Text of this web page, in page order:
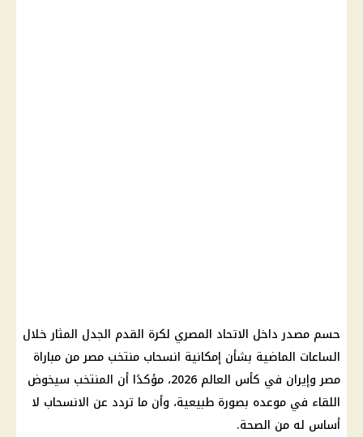
حسم مصدر داخل الاتحاد المصري لكرة القدم الجدل المثار خلال
الساعات الماضية بشأن إمكانية انسحاب منتخب مصر من مباراة
مصر وإيران في كأس العالم 2026، مؤكدًا أن المنتخب سيخوض
اللقاء في موعده بصورة طبيعية، وأن ما تردد عن الانسحاب لا
أساس له من الصحة.